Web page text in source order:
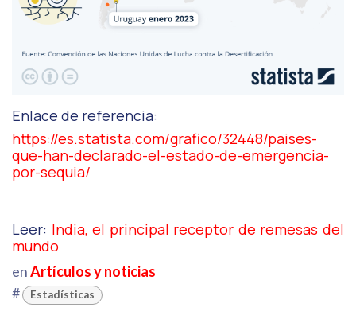
Enlace de referencia:
https://es.statista.com/grafico/32448/paises-
que-han-declarado-el-estado-de-emergencia-
por-sequia/
Leer: India, el principal receptor de remesas del
mundo
enArtículos y noticias
#
Estadísticas